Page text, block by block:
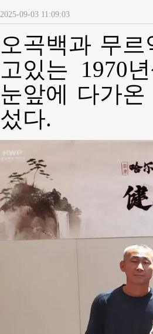
2025-09-03 11:09:03
오곡백과 무
고있는 1970
눈앞에 다가
섰다.